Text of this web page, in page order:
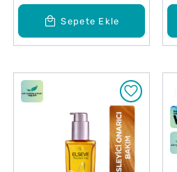
Sepete Ekle